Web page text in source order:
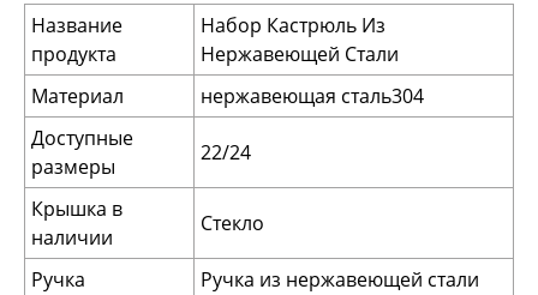
Название
продукта
Набор Кастрюль Из
Нержавеющей Стали
Материал
нержавеющая сталь304
Доступные
размеры
22/24
Крышка в
наличии
Стекло
Ручка Ручка из нержавеющей стали